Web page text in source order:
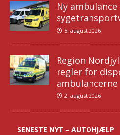
Ny ambulance
5. august 2026
Region
regler for
ambulancerne
2. august 2026
SENESTE NYT – AUTOHJÆLP